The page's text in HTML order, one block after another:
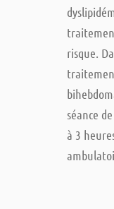
risque.
séance
à 3